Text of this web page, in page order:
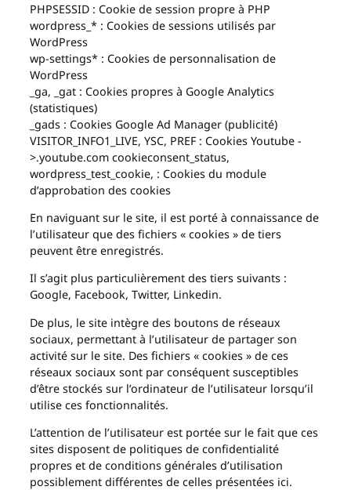
PHPSESSID : Cookie de session propre à PHP
wordpress_* : Cookies de sessions utilisés par
WordPress
wp-settings* : Cookies de personnalisation de
WordPress
_ga, _gat : Cookies propres à Google Analytics
(statistiques)
_gads : Cookies Google Ad Manager (publicité)
VISITOR_INFO1_LIVE, YSC, PREF : Cookies Youtube -
>.youtube.com cookieconsent_status,
wordpress_test_cookie, : Cookies du module
d’approbation des cookies
En naviguant sur le site, il est porté à connaissance de
l’utilisateur que des fichiers « cookies » de tiers
peuvent être enregistrés.
Il s’agit plus particulièrement des tiers suivants :
Google, Facebook, Twitter, Linkedin.
De plus, le site intègre des boutons de réseaux
sociaux, permettant à l’utilisateur de partager son
activité sur le site. Des fichiers « cookies » de ces
réseaux sociaux sont par conséquent susceptibles
d’être stockés sur l’ordinateur de l’utilisateur lorsqu’il
utilise ces fonctionnalités.
L’attention de l’utilisateur est portée sur le fait que ces
sites disposent de politiques de confidentialité
propres et de conditions générales d’utilisation
possiblement différentes de celles présentées ici.